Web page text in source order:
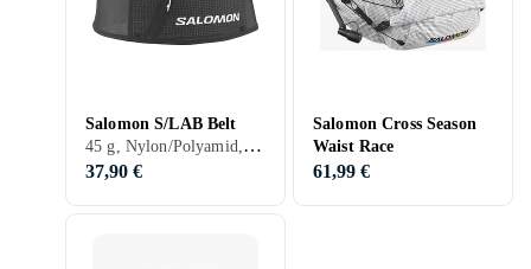
Salomon S/LAB Belt
45 g, Nylon/Polyamid, Porte-bouteille, 0.5 litre
37,90 €
Salomon Cross Season
Waist Race
61,99 €